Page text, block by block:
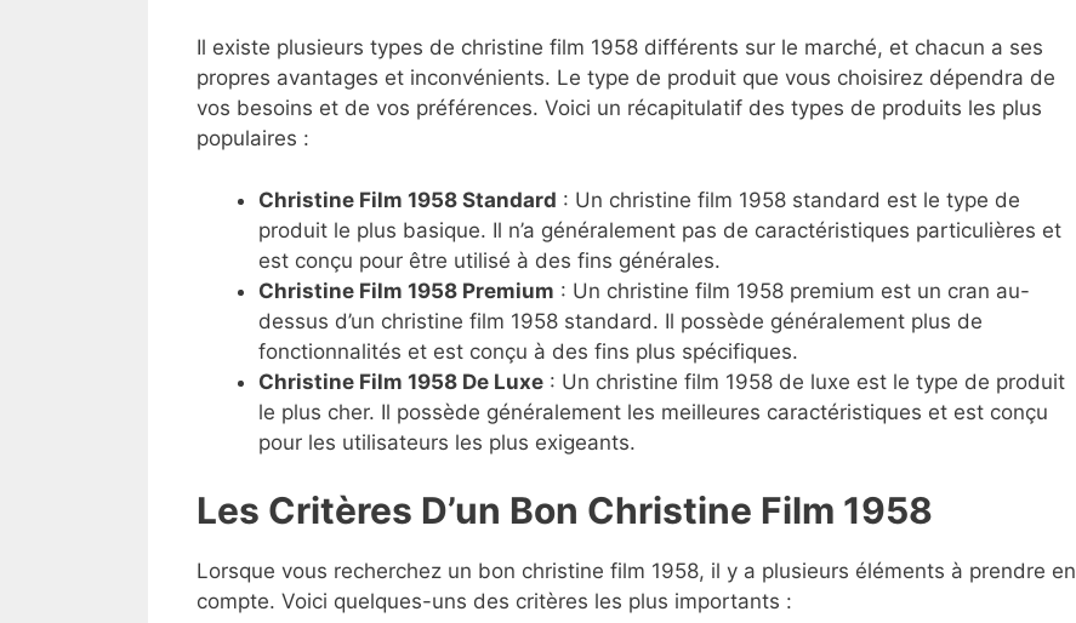
Il existe plusieurs types de christine film 1958 différents sur le marché, et chacun a ses
propres avantages et inconvénients. Le type de produit que vous choisirez dépendra de
vos besoins et de vos préférences. Voici un récapitulatif des types de produits les plus
populaires :
Christine Film 1958 Standard : Un christine film 1958 standard est le type de
produit le plus basique. Il n’a généralement pas de caractéristiques particulières et
est conçu pour être utilisé à des fins générales.
Christine Film 1958 Premium : Un christine film 1958 premium est un cran au-
dessus d’un christine film 1958 standard. Il possède généralement plus de
fonctionnalités et est conçu à des fins plus spécifiques.
Christine Film 1958 De Luxe : Un christine film 1958 de luxe est le type de produit
le plus cher. Il possède généralement les meilleures caractéristiques et est conçu
pour les utilisateurs les plus exigeants.
Les Critères D’un Bon Christine Film 1958
Lorsque vous recherchez un bon christine film 1958, il y a plusieurs éléments à prendre en
compte. Voici quelques-uns des critères les plus importants :